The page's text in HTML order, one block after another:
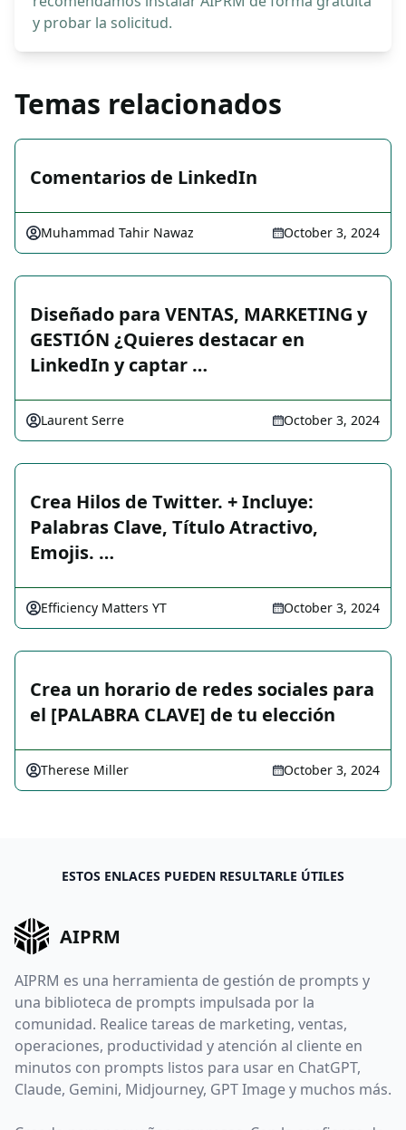
y probar la solicitud.
Temas relacionados
Comentarios de LinkedIn
Muhammad Tahir Nawaz October 3, 2024
Diseñado para VENTAS, MARKETING y
GESTIÓN ¿Quieres destacar en
LinkedIn y captar …
Laurent Serre October 3, 2024
Crea Hilos de Twitter. + Incluye:
Palabras Clave, Título Atractivo,
Emojis. …
Efficiency Matters YT October 3, 2024
Crea un horario de redes sociales para
el [PALABRA CLAVE] de tu elección
Therese Miller October 3, 2024
ESTOS ENLACES PUEDEN RESULTARLE ÚTILES
AIPRM
AIPRM es una herramienta de gestión de prompts y
una biblioteca de prompts impulsada por la
comunidad. Realice tareas de marketing, ventas,
operaciones, productividad y atención al cliente en
minutos con prompts listos para usar en ChatGPT,
Claude, Gemini, Midjourney, GPT Image y muchos más.